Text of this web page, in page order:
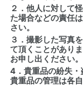
２．他人に対して
た場合などの責任
さい。
３．撮影した写真
て頂くことがあり
お申し出ください。
4．貴重品の紛失・
貴重品の管理は各